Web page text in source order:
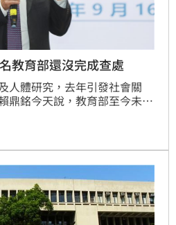
教育部還沒完成查處
人體研究，去年引發社會關
鼎銘今天說，教育部至今未依
畫等違法個案，也怠未積極